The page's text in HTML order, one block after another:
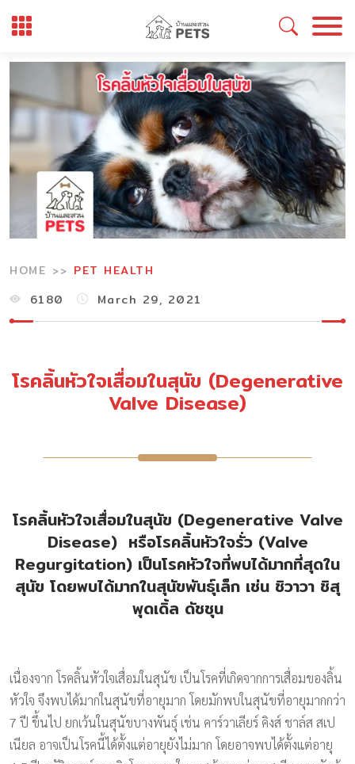
to
HOME
PET HEALTH
6180
March 29, 2021
โรคลิ้นหัวใจเสื่อมในสุนัข (Degenerative
Valve Disease)
โรคลิ้นหัวใจเสื่อมในสุนัข (Degenerative Valve
Disease) หรือโรคลิ้นหัวใจรั่ว (Valve
Regurgitation) เป็นโรคหัวใจที่พบได้มากที่สุดใน
สุนัข โดยพบได้มากในสุนัขพันธุ์เล็ก เช่น ชิวาวา ชิสุ
พุดเดิ้ล ดัชชุน
เนื่องจาก โรคลิ้นหัวใจเสื่อมในสุนัข เป็นโรคที่เกิดจากการเสื่อมของลิ้น
หัวใจ จึงพบได้มากในสุนัขที่อายุมาก โดยมักพบในสุนัขที่อายุมากกว่า
7 ปี ขึ้นไป ยกเว้นในสุนัขบางพันธุ์ เช่น คาร์วาเลียร์​ คิงส์ ชาล์ส สเป
เนียล อาจเป็นโรคนี้ได้ตั้งแต่อายุยังไม่มาก โดยอาจพบได้ตั้งแต่อายุ